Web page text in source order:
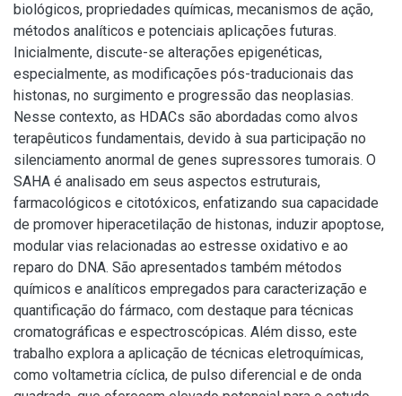
biológicos, propriedades químicas, mecanismos de ação,
métodos analíticos e potenciais aplicações futuras.
Inicialmente, discute-se alterações epigenéticas,
especialmente, as modificações pós-traducionais das
histonas, no surgimento e progressão das neoplasias.
Nesse contexto, as HDACs são abordadas como alvos
terapêuticos fundamentais, devido à sua participação no
silenciamento anormal de genes supressores tumorais. O
SAHA é analisado em seus aspectos estruturais,
farmacológicos e citotóxicos, enfatizando sua capacidade
de promover hiperacetilação de histonas, induzir apoptose,
modular vias relacionadas ao estresse oxidativo e ao
reparo do DNA. São apresentados também métodos
químicos e analíticos empregados para caracterização e
quantificação do fármaco, com destaque para técnicas
cromatográficas e espectroscópicas. Além disso, este
trabalho explora a aplicação de técnicas eletroquímicas,
como voltametria cíclica, de pulso diferencial e de onda